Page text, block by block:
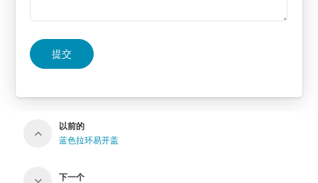
提交
以前的
蓝色拉环易开盖
下一个